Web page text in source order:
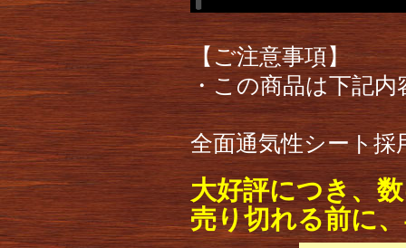
【ご注意事項】
・この商品は下記
全面通気性シート
大好評につき、
売り切れる前に